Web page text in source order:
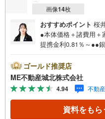
画像14枚
おすすめポイント 桜
●本体価格＋諸費用＋
提携金利0.81％～●●
多数ございます！（1
（3）産休/育休/契約
身/自営業/経営者（4
（5）収入合算や親子
等、家具、家電、引
無、持病あり、持ち
ゴールド推奨店
ME不動産城北株式会社
4.94 不動
資料をもら